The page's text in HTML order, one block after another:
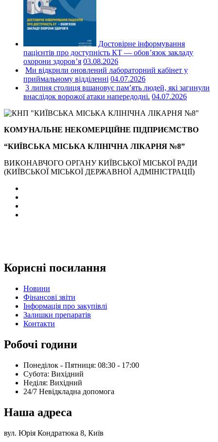
Достовірне інформування
пацієнтів про доступність КТ — обов’язок закладу
охорони здоров’я 03.08.2026
Ми відкрили оновлений лабораторний кабінет у
приймальному відділенні 04.07.2026
3 липня столиця вшановує пам’ять людей, які загинули
внаслідок ворожої атаки напередодні. 04.07.2026
КОМУНАЛЬНЕ НЕКОМЕРЦІЙНЕ ПІДПРИЄМСТВО
“КИЇВСЬКА МІСЬКА КЛІНІЧНА ЛІКАРНЯ №8”
ВИКОНАВЧОГО ОРГАНУ КИЇВСЬКОЇ МІСЬКОЇ РАДИ
(КИЇВСЬКОЇ МІСЬКОЇ ДЕРЖАВНОЇ АДМІНІСТРАЦІЇ)
Корисні посилання
Новини
Фінансові звіти
Інформація про закупівлі
Залишки препаратів
Контакти
Робочі години
Понеділок - Пятниця: 08:30 - 17:00
Субота: Вихідний
Нeділя: Вихідний
24/7 Невідкладна допомога
Наша адреса
вул. Юрія Кондратюка 8, Київ